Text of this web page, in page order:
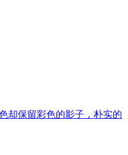
却保留彩色的影子，朴实的